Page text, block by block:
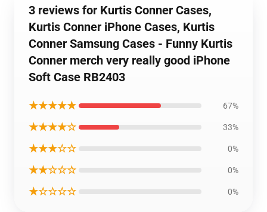
3 reviews for Kurtis Conner Cases,
Kurtis Conner iPhone Cases, Kurtis
Conner Samsung Cases - Funny Kurtis
Conner merch very really good iPhone
Soft Case RB2403
★★★★★ 67%
★★★★☆ 33%
★★★☆☆ 0%
★★☆☆☆ 0%
★☆☆☆☆ 0%